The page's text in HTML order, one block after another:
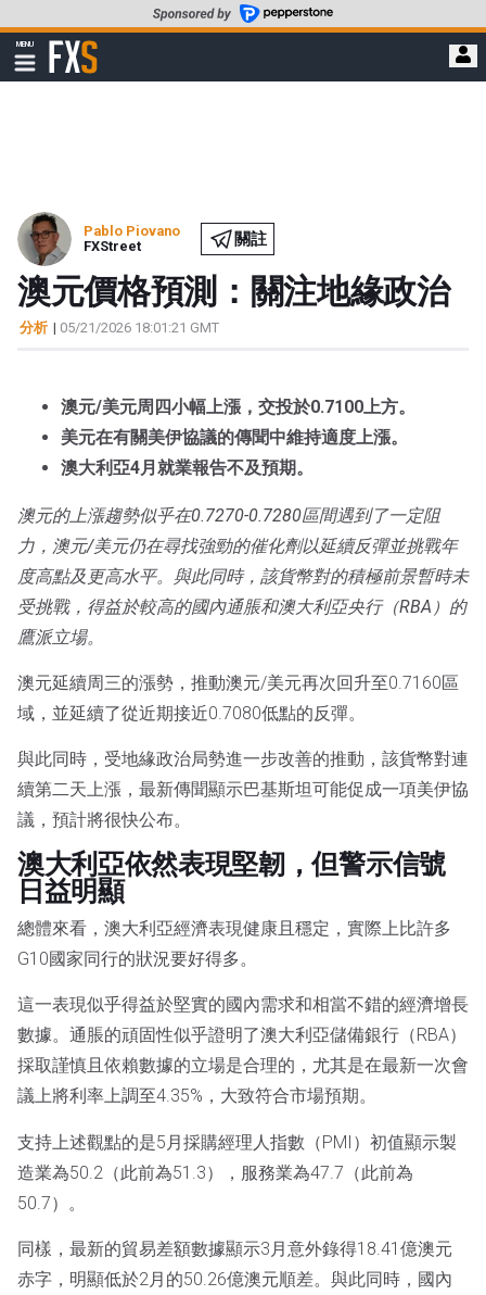
至
要
MENU
顯
示
FXStreet
Pablo Piovano
FXStreet
關註
澳元價格預測：關注地緣政治
分析 | 05/21/2026 18:01:21 GMT
澳元/美元周四小幅上漲，交投於0.7100上方。
美元在有關美伊協議的傳聞中維持適度上漲。
澳大利亞4月就業報告不及預期。
澳元的上漲趨勢似乎在0.7270-0.7280區間遇到了一定阻
力，澳元/美元仍在尋找強勁的催化劑以延續反彈並挑戰年
度高點及更高水平。與此同時，該貨幣對的積極前景暫時未
受挑戰，得益於較高的國內通脹和澳大利亞央行（RBA）的
鷹派立場。
澳元延續周三的漲勢，推動澳元/美元再次回升至0.7160區
域，並延續了從近期接近0.7080低點的反彈。
與此同時，受地緣政治局勢進一步改善的推動，該貨幣對連
續第二天上漲，最新傳聞顯示巴基斯坦可能促成一項美伊協
議，預計將很快公布。
澳大利亞依然表現堅韌，但警示信號
日益明顯
總體來看，澳大利亞經濟表現健康且穩定，實際上比許多
G10國家同行的狀況要好得多。
這一表現似乎得益於堅實的國內需求和相當不錯的經濟增長
數據。通脹的頑固性似乎證明了澳大利亞儲備銀行（RBA）
採取謹慎且依賴數據的立場是合理的，尤其是在最新一次會
議上將利率上調至4.35%，大致符合市場預期。
支持上述觀點的是5月採購經理人指數（PMI）初值顯示製
造業為50.2（此前為51.3），服務業為47.7（此前為
50.7）。
同樣，最新的貿易差額數據顯示3月意外錄得18.41億澳元
赤字，明顯低於2月的50.26億澳元順差。與此同時，國內